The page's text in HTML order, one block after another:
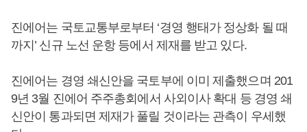
진에어는 국토교통부로부터 ‘경영 행태가 정상화 될 때
까지’ 신규 노선 운항 등에서 제재를 받고 있다.
진에어는 경영 쇄신안을 국토부에 이미 제출했으며 201
9년 3월 진에어 주주총회에서 사외이사 확대 등 경영 쇄
신안이 통과되면 제재가 풀릴 것이라는 관측이 우세했